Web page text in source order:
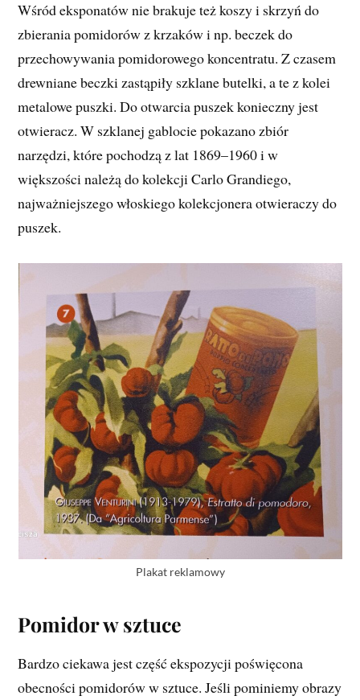
Wśród eksponatów nie brakuje też koszy i skrzyń do
zbierania pomidorów z krzaków i np. beczek do
przechowywania pomidorowego koncentratu. Z czasem
drewniane beczki zastąpiły szklane butelki, a te z kolei
metalowe puszki. Do otwarcia puszek konieczny jest
otwieracz. W szklanej gablocie pokazano zbiór
narzędzi, które pochodzą z lat 1869–1960 i w
większości należą do kolekcji Carlo Grandiego,
najważniejszego włoskiego kolekcjonera otwieraczy do
puszek.
Plakat reklamowy
Pomidor w sztuce
Bardzo ciekawa jest część ekspozycji poświęcona
obecności pomidorów w sztuce. Jeśli pominiemy obrazy